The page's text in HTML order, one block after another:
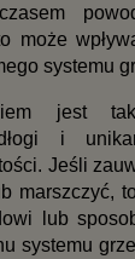
może
systemu
jest
i
Jeśli
marszczyć,
lub
systemu